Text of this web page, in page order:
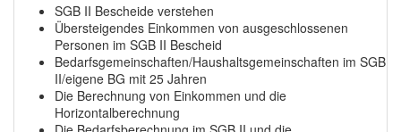
SGB II Bescheide verstehen
Übersteigendes Einkommen von ausgeschlossenen
Personen im SGB II Bescheid
Bedarfsgemeinschaften/Haushaltsgemeinschaften im SGB
II/eigene BG mit 25 Jahren
Die Berechnung von Einkommen und die
Horizontalberechnung